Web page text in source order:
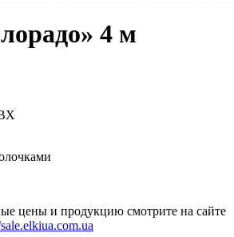
4 м
цены и продукцию смотрите на сайте